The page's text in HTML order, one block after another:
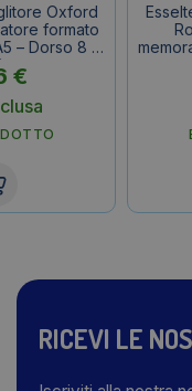
Oxford
formato
– Dorso 8 –
cm
€
RICEVI LE